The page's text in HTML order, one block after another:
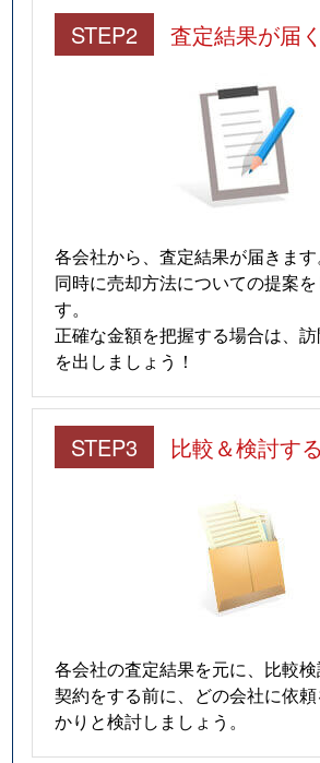
STEP2 査定結果が届く
各会社から、査定結果が届きます
同時に売却方法についての提案
す。
正確な金額を把握する場合は、
を出しましょう！
STEP3 比較＆検討する
各会社の査定結果を元に、比較検
契約をする前に、どの会社に依
かりと検討しましょう。